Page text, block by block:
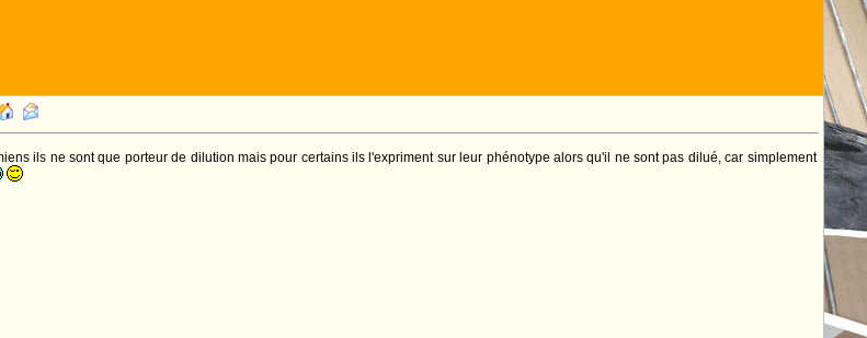
ils ne sont que porteur de dilution mais pour certains ils l'expriment sur leur phénotype alors qu'il ne sont pas dilué, car simplement